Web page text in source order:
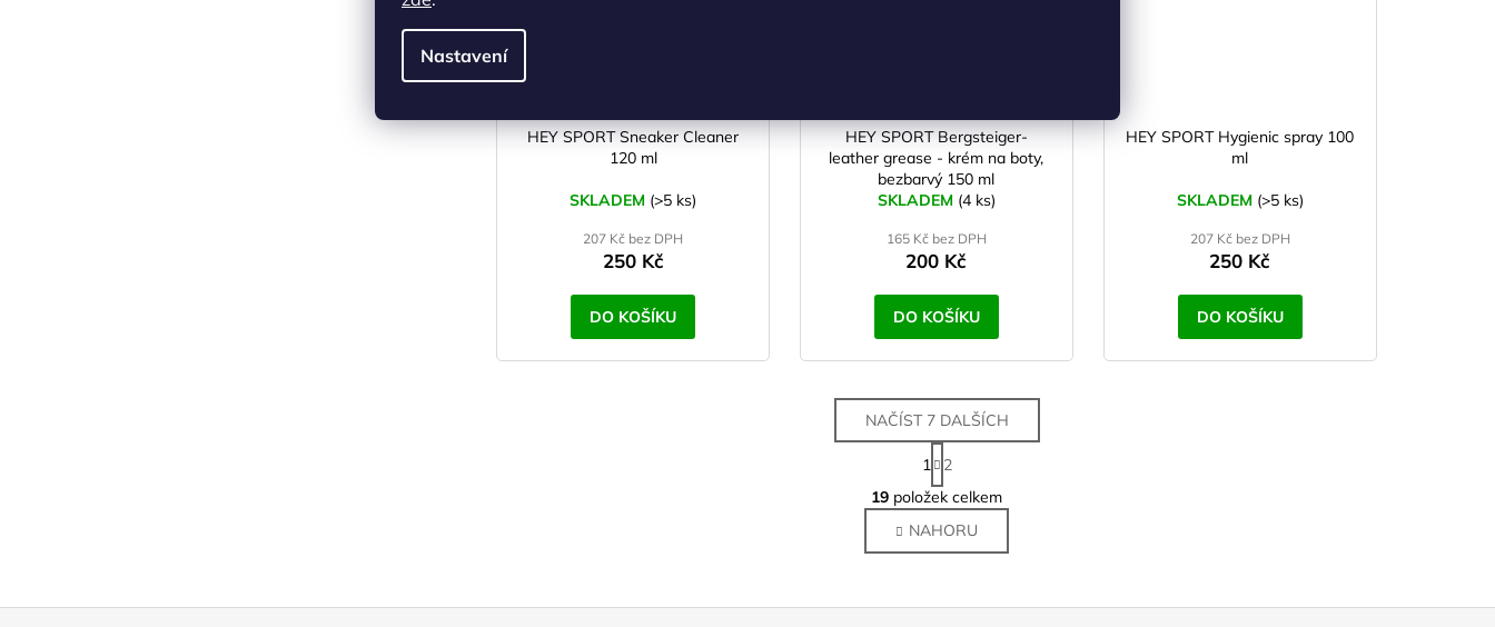
Nastavení
HEY SPORT Sneaker Cleaner
120 ml
SKLADEM (>5 ks)
207 Kč bez DPH
250 Kč
DO KOŠÍKU
HEY SPORT Bergsteiger-
leather grease - krém na boty,
bezbarvý 150 ml
SKLADEM (4 ks)
165 Kč bez DPH
200 Kč
DO KOŠÍKU
HEY SPORT Hygienic spray 100
ml
SKLADEM (>5 ks)
207 Kč bez DPH
250 Kč
DO KOŠÍKU
O
v
l
á
a
NAČÍST 7 DALŠÍCH
S
t
r
á
n
k
1
2
19 položek celkem
NAHORU